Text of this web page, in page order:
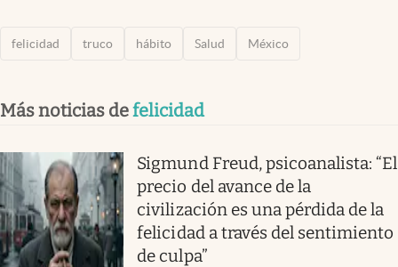
felicidad truco hábito Salud México
Más noticias defelicidad
Sigmund Freud, psicoanalista: “El
precio del avance de la
civilización es una pérdida de la
felicidad a través del sentimiento
de culpa”